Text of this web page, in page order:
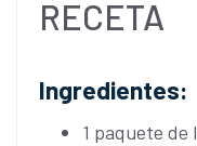
RECETA
Ingredientes:
1 paquete de